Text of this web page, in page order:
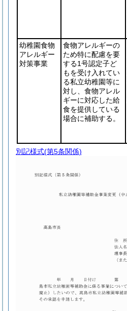
幼稚園食物
アレルギー
対策事業
食物アレルギーの
ため特に配慮を要
する1号認定子ど
もを受け入れてい
る私立幼稚園等に
対し、食物アレル
ギーに対応した給
食を提供している
場合に補助する。
別記様式(第5条関係)